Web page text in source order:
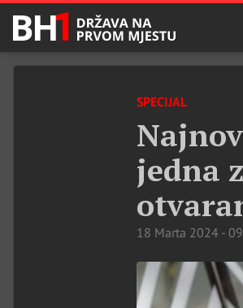
SPECIJAL
jedna
18 Marta 2024 -